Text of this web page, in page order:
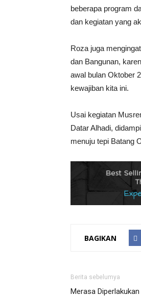
beberapa program
dan kegiatan yang
Roza juga
dan Bangunan,
awal bulan Oktober
kewajiban kita ini.
Usai kegiatan
Datar Alhadi,
menuju tepi Batang
BAGIKAN
Berita sebelumya
Merasa